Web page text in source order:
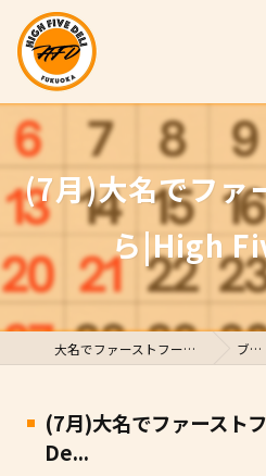
(7月)大名でファ
ら|High
大名でファーストフードならHigh Five Deli ブログ
(7月)大名でファースト
De...